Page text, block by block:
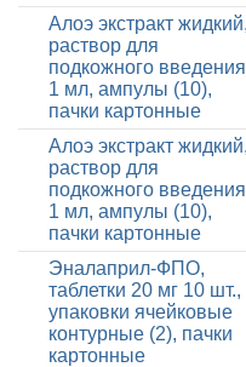
Алоэ экстракт жидкий,
раствор для
подкожного введения
1 мл, ампулы (10),
пачки картонные
Алоэ экстракт жидкий,
раствор для
подкожного введения
1 мл, ампулы (10),
пачки картонные
Эналаприл-ФПО,
таблетки 20 мг 10 шт.,
упаковки ячейковые
контурные (2), пачки
картонные